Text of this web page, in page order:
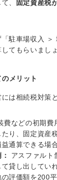
、
固定資産税
駐車場収入 ＞
てもらいましょ
メリット
は相続税対策
費などの初期費
り、固定資産
通算できる場
アスファルト
貸し出してい
の評価額を200